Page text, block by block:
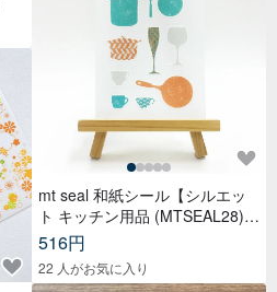
mt seal 和紙シール【シルエッ
ト キッチン用品 (MTSEAL28)】
2017AW
516円
22 人がお気に入り